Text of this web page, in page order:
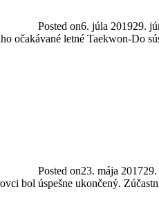
Posted on6. júla 201929.
očakávané letné Taekwon-Do
Posted on23. mája 2017
bol úspešne ukončený.